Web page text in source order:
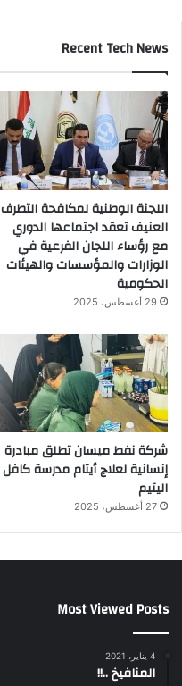
Recent Tech News
اللجنة الوطنية لمكافحة التطرف
العنيف تعقد اجتماعها الدوري
مع رؤساء اللجان الفرعية في
الوزارات والمؤسسات والهيئات
الحكومية
29 أغسطس، 2025
شركة نفط ميسان تطلق مبادرة
إنسانية لعلاج أيتام مدرسة كافل
اليتيم
27 أغسطس، 2025
Most Viewed Posts
4 يناير، 2021
المنافيخ ..!!